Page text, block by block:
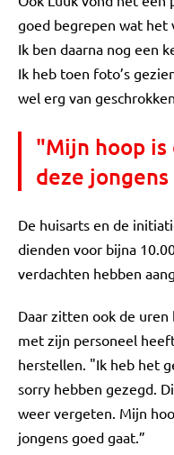
goed begrepen wat het
Ik ben daarna nog een
Ik heb toen foto’s
wel erg van
"Mijn hoop
deze
De huisarts en de
dienden voor bijna
verdachten hebben
Daar zitten ook de uren
met zijn personeel
herstellen. "Ik heb het
sorry hebben gezegd.
weer vergeten. Mijn
jongens goed gaat.”